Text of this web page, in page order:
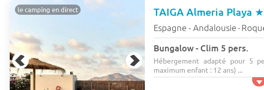
le camping en direct TAIGA Almeria Playa
Espagne - Andalousie-
Bungalow - Clim 5 pers.
Hébergement adapté pour 5
maximum enfant : 12 ans) ...